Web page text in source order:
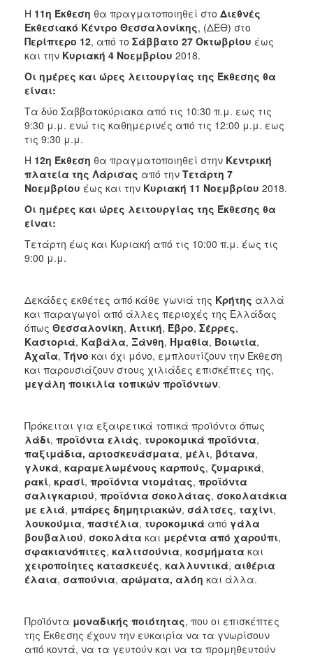
Η 11η Έκθεση θα πραγματοποιηθεί στο Διεθνές
Εκθεσιακό Κέντρο Θεσσαλονίκης, (ΔΕΘ) στο
Περίπτερο 12, από το Σάββατο 27 Οκτωβρίου έως
και την Κυριακή 4 Νοεμβρίου 2018.
Οι ημέρες και ώρες λειτουργίας της Έκθεσης θα
είναι:
Τα δύο Σαββατοκύριακα από τις 10:30 π.μ. εως τις
9:30 μ.μ. ενώ τις καθημερινές από τις 12:00 μ.μ. εως
τις 9:30 μ.μ.
Η 12η Έκθεση θα πραγματοποιηθεί στην Κεντρική
πλατεία της Λάρισας από την Τετάρτη 7
Νοεμβρίου έως και την Κυριακή 11 Νοεμβρίου 2018.
Οι ημέρες και ώρες λειτουργίας της Έκθεσης θα
είναι:
Τετάρτη έως και Κυριακή από τις 10:00 π.μ. έως τις
9:00 μ.μ.
Δεκάδες εκθέτες από κάθε γωνιά της Κρήτης αλλά
και παραγωγοί από άλλες περιοχές της Ελλάδας
όπως Θεσσαλονίκη, Αττική, Έβρο, Σέρρες,
Καστοριά, Καβάλα, Ξάνθη, Ημαθία, Βοιωτία,
Αχαΐα, Τήνο και όχι μόνο, εμπλουτίζουν την Έκθεση
και παρουσιάζουν στους χιλιάδες επισκέπτες της,
μεγάλη ποικιλία τοπικών προϊόντων.
Πρόκειται για εξαιρετικά τοπικά προϊόντα όπως
λάδι, προϊόντα ελιάς, τυροκομικά προϊόντα,
παξιμάδια, αρτοσκευάσματα, μέλι, βότανα,
γλυκά, καραμελωμένους καρπούς, ζυμαρικά,
ρακί, κρασί, προϊόντα ντομάτας, προϊόντα
σαλιγκαριού, προϊόντα σοκολάτας, σοκολατάκια
με ελιά, μπάρες δημητριακών, σάλτσες, ταχίνι,
λουκούμια, παστέλια, τυροκομικά από γάλα
βουβαλιού, σοκολάτα και μερέντα από χαρούπι,
σφακιανόπιτες, καλιτσούνια, κοσμήματα και
χειροποίητες κατασκευές, καλλυντικά, αιθέρια
έλαια, σαπούνια, αρώματα, αλόη και άλλα.
Προϊόντα μοναδικής ποιότητας, που οι επισκέπτες
της Έκθεσης έχουν την ευκαιρία να τα γνωρίσουν
από κοντά, να τα γευτούν και να τα προμηθευτούν